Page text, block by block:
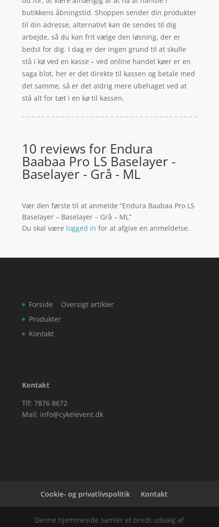
butikkens åbningstid. Shoppen sender din produkter
til din adresse, alternativt kan de sendes til dig
arbejde, så du kan frit vælge den løsning, der er
bedst for dig. I dag er der ingen grund til at skulle
stå i kø ved en kasse – ved online handel køer er en
saga blot, her er det direkte til kassen og betale med
det samme, så er det aldrig mere ubehaget ved at
stå alt for tæt i en kø til kassen.
10 reviews for Endura
Baabaa Pro LS Baselayer -
Baselayer - Grå - ML
Vær den første til at anmelde “Endura Baabaa Pro LS
Baselayer – Baselayer – Grå – ML”
Du skal være logged in for at afgive en anmeldelse.
Forside
Produkter
Kontakt
Oversigt artikler
Kontakt
Tlf: 7876 8672
Mail: info@cykelevent.dk
Cookie- og privatlivspolitik Kontakt
Denne hjemmeside samler et bredt udvalg af